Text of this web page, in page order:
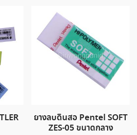
ยางลบดินสอ Pentel SOFT
ZES-05 ขนาดกลาง